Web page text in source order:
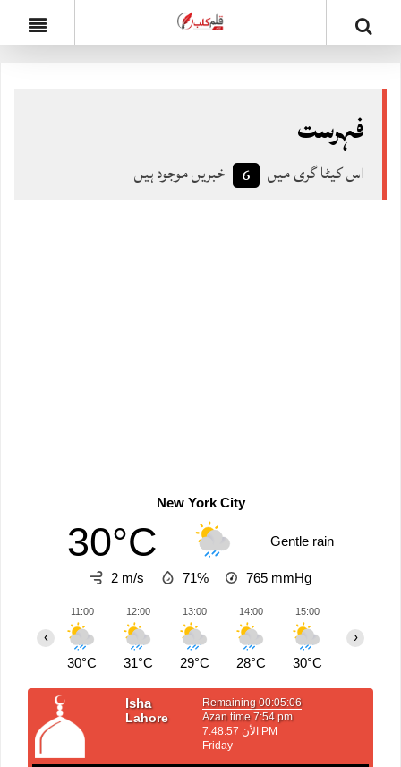
فہرست
اس کیٹا گری میں 6 خبریں موجود ہیں
New York City
30°C Gentle rain
2 m/s 71% 765 mmHg
11:00
30°C
12:00
31°C
13:00
29°C
14:00
28°C
15:00
30°C
‹ ›